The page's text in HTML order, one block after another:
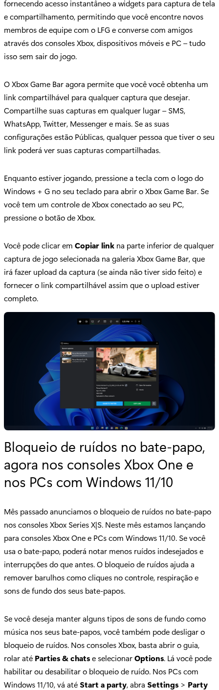
fornecendo acesso instantâneo a widgets para captura de tela
e compartilhamento, permitindo que você encontre novos
membros de equipe com o LFG e converse com amigos
através dos consoles Xbox, dispositivos móveis e PC – tudo
isso sem sair do jogo.
O Xbox Game Bar agora permite que você você obtenha um
link compartilhável para qualquer captura que desejar.
Compartilhe suas capturas em qualquer lugar – SMS,
WhatsApp, Twitter, Messenger e mais. Se as suas
configurações estão Públicas, qualquer pessoa que tiver o seu
link poderá ver suas capturas compartilhadas.
Enquanto estiver jogando, pressione a tecla com o logo do
Windows + G no seu teclado para abrir o Xbox Game Bar. Se
você tem um controle de Xbox conectado ao seu PC,
pressione o botão de Xbox.
Você pode clicar em Copiar link na parte inferior de qualquer
captura de jogo selecionada na galeria Xbox Game Bar, que
irá fazer upload da captura (se ainda não tiver sido feito) e
fornecer o link compartilhável assim que o upload estiver
completo.
Bloqueio de ruídos no bate-papo,
agora nos consoles Xbox One e
nos PCs com Windows 11/10
Mês passado anunciamos o bloqueio de ruídos no bate-papo
nos consoles Xbox Series X|S. Neste mês estamos lançando
para consoles Xbox One e PCs com Windows 11/10. Se você
usa o bate-papo, poderá notar menos ruídos indesejados e
interrupções do que antes. O bloqueio de ruídos ajuda a
remover barulhos como cliques no controle, respiração e
sons de fundo dos seus bate-papos.
Se você deseja manter alguns tipos de sons de fundo como
música nos seus bate-papos, você também pode desligar o
bloqueio de ruídos. Nos consoles Xbox, basta abrir o guia,
rolar até Parties & chatse selecionarOptions. Lá você pode
habilitar ou desabilitar o bloqueio de ruído. Nos PCs com
Windows 11/10, vá atéStart a party, abra Settings > Party